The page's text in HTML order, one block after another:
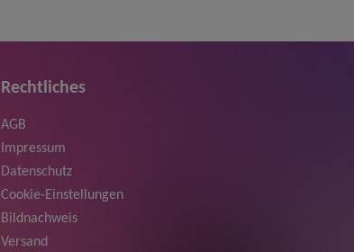
Rechtliches
AGB
Impressum
Datenschutz
Cookie-Einstellungen
Bildnachweis
Versand